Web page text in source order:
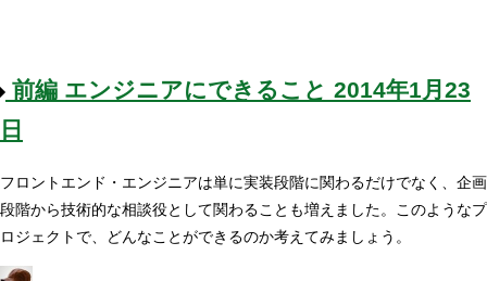
前編 エンジニアにできること 2014年1月23
日
フロントエンド・エンジニアは単に実装段階に関わるだけでなく、企画
段階から技術的な相談役として関わることも増えました。このようなプ
ロジェクトで、どんなことができるのか考えてみましょう。